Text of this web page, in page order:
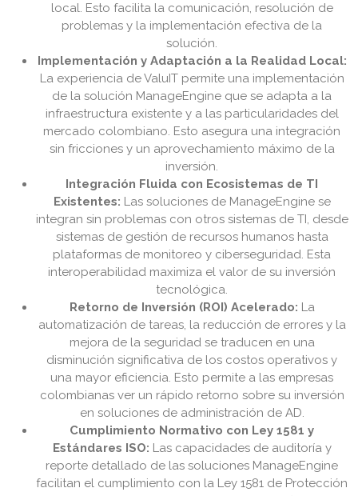
local. Esto facilita la comunicación, resolución de
problemas y la implementación efectiva de la
solución.
Implementación y Adaptación a la Realidad Local:
La experiencia de ValuIT permite una implementación
de la solución ManageEngine que se adapta a la
infraestructura existente y a las particularidades del
mercado colombiano. Esto asegura una integración
sin fricciones y un aprovechamiento máximo de la
inversión.
Integración Fluida con Ecosistemas de TI
Existentes: Las soluciones de ManageEngine se
integran sin problemas con otros sistemas de TI, desde
sistemas de gestión de recursos humanos hasta
plataformas de monitoreo y ciberseguridad. Esta
interoperabilidad maximiza el valor de su inversión
tecnológica.
Retorno de Inversión (ROI) Acelerado: La
automatización de tareas, la reducción de errores y la
mejora de la seguridad se traducen en una
disminución significativa de los costos operativos y
una mayor eficiencia. Esto permite a las empresas
colombianas ver un rápido retorno sobre su inversión
en soluciones de administración de AD.
Cumplimiento Normativo con Ley 1581 y
Estándares ISO: Las capacidades de auditoría y
reporte detallado de las soluciones ManageEngine
facilitan el cumplimiento con la Ley 1581 de Protección